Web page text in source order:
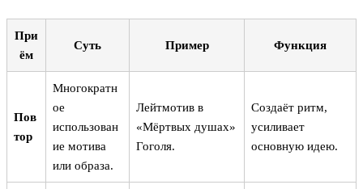
При
ём
Суть Пример Функция
Пов
тор
Многократн
ое
использован
ие мотива
или образа.
Лейтмотив в
«Мёртвых душах»
Гоголя.
Создаёт ритм,
усиливает
основную идею.